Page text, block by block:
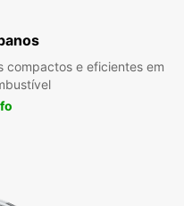
compactos e eficientes em